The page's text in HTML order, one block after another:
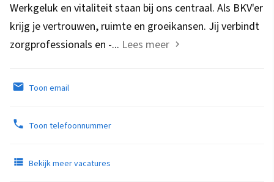
Werkgeluk en vitaliteit staan bij ons centraal. Als BKV'er
krijg je vertrouwen, ruimte en groeikansen. Jij verbindt
zorgprofessionals en -... Lees meer
Toon email
Toon telefoonnummer
Bekijk meer vacatures